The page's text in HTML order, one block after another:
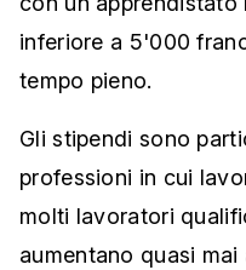
inferiore a 5'000
tempo pieno.
Gli stipendi sono
professioni in cui
molti lavoratori
aumentano quasi